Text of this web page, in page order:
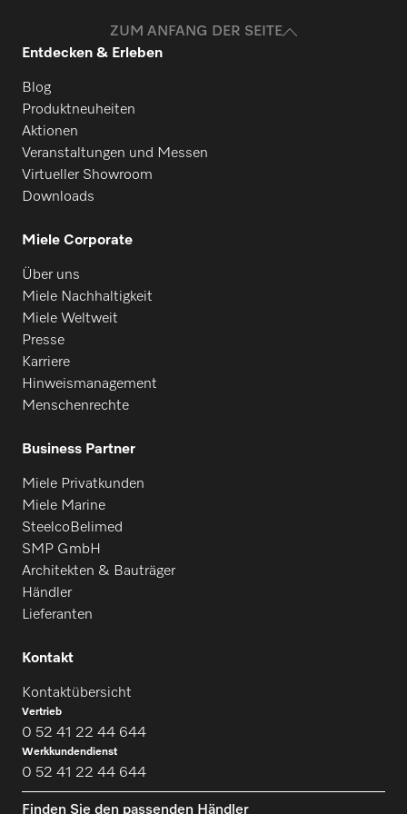
MOVE MedDent+ ist nützlich, wenn Sie eine
benutzerfreundliche und moderne Lösung für die
ZUM ANFANG DER SEITE
Entdecken & Erleben
Blog
Produktneuheiten
Aktionen
Veranstaltungen und Messen
Virtueller Showroom
Downloads
Miele Corporate
Über uns
Miele Nachhaltigkeit
Miele Weltweit
Presse
Karriere
Hinweismanagement
Menschenrechte
Business Partner
Miele Privatkunden
Miele Marine
SteelcoBelimed
SMP GmbH
Architekten & Bauträger
Händler
Lieferanten
Kontakt
Kontaktübersicht
Vertrieb
0 52 41 22 44 644
Werkkundendienst
0 52 41 22 44 644
Finden Sie den passenden Händler